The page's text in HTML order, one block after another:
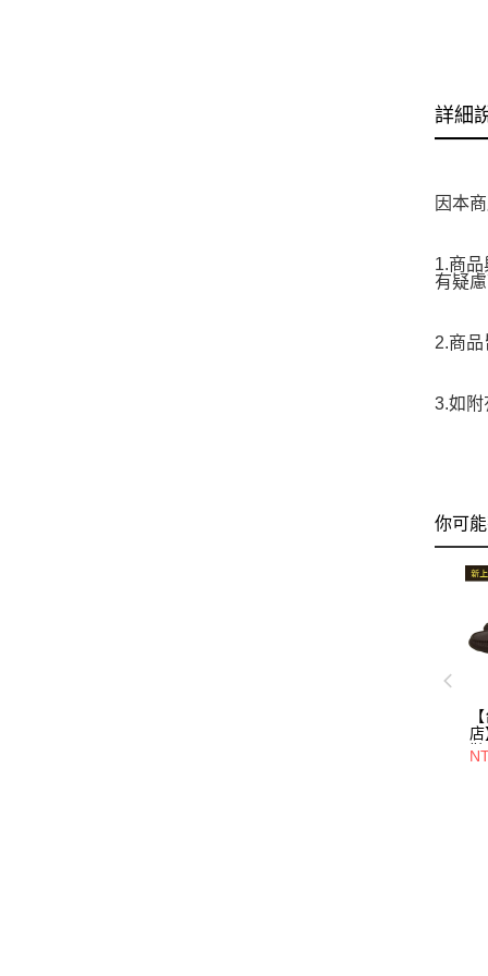
詳細
因本
1.商
有疑
2.商
3.如附
你可
鞋